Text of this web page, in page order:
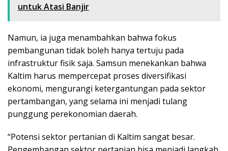
untuk Atasi Banjir
Namun, ia juga menambahkan bahwa fokus
pembangunan tidak boleh hanya tertuju pada
infrastruktur fisik saja. Samsun menekankan bahwa
Kaltim harus mempercepat proses diversifikasi
ekonomi, mengurangi ketergantungan pada sektor
pertambangan, yang selama ini menjadi tulang
punggung perekonomian daerah.
“Potensi sektor pertanian di Kaltim sangat besar.